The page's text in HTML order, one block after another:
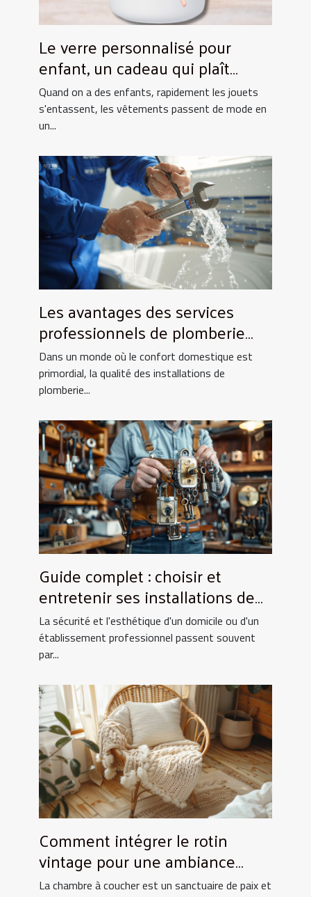
Le verre personnalisé pour
enfant, un cadeau qui plaît
toujours !
Quand on a des enfants, rapidement les jouets
s'entassent, les vêtements passent de mode en
un...
Les avantages des services
professionnels de plomberie
pour votre foyer
Dans un monde où le confort domestique est
primordial, la qualité des installations de
plomberie...
Guide complet : choisir et
entretenir ses installations de
fermeture
La sécurité et l'esthétique d'un domicile ou d'un
établissement professionnel passent souvent
par...
Comment intégrer le rotin
vintage pour une ambiance
chaleureuse en chambre
La chambre à coucher est un sanctuaire de paix et